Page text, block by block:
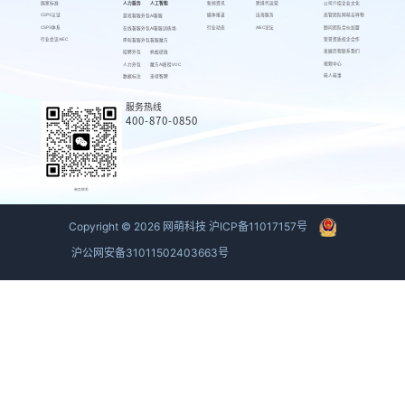
国家标准
CSPS认证
CSPS体系
行业会议AIEC
人力服务
游戏客服外包
在线客服外包
呼叫客服外包
招聘外包
人力外包
数据标注
人工智能
AI客服
AI客服训练场
客服魔方
蚂蚁绩效
魔方AI质检VOC
来呗智聘
新闻资讯
媒体报道
行业动态
跨境代运营
出海服务
AIEC论坛
公司介绍
高管团队
顾问团队
荣誉资质
发展历程
视频中心
萌人萌事
企业文化
网萌吉祥物
合伙加盟
校企合作
联系我们
商务联系
服务热线
400-870-0850
Copyright © 2026 网萌科技 沪ICP备11017157号
沪公网安备31011502403663号